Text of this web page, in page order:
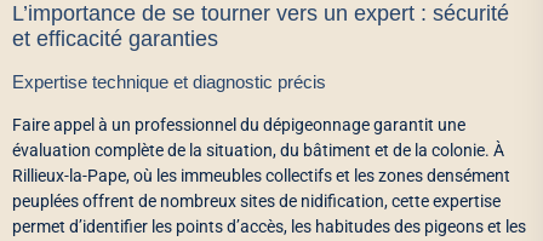
L’importance de se tourner vers un expert : sécurité
et efficacité garanties
Expertise technique et diagnostic précis
Faire appel à un professionnel du dépigeonnage garantit une
évaluation complète de la situation, du bâtiment et de la colonie. À
Rillieux-la-Pape, où les immeubles collectifs et les zones densément
peuplées offrent de nombreux sites de nidification, cette expertise
permet d’identifier les points d’accès, les habitudes des pigeons et les